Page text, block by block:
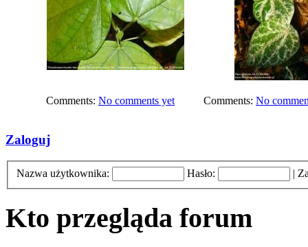
Comments: No comments yet Comments: No
Zaloguj
Nazwa użytkownika: Hasło: |
Kto przegląda forum